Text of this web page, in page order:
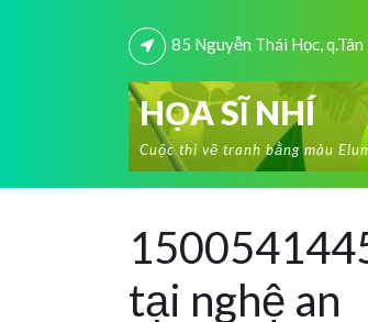
85 Nguyễn Thái Học, q.Tân
HỌA SĨ NHÍ
Cuộc thi vẽ tranh bằng màu
tại nghệ an